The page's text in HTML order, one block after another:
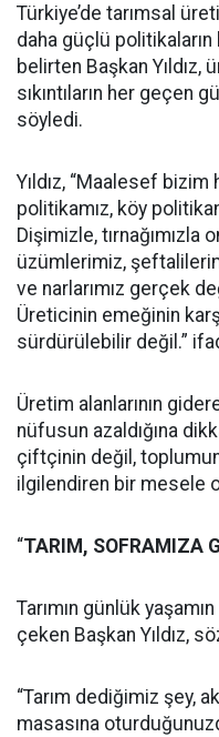
Türkiye’de tarımsal
daha güçlü
belirten Başkan Yıldız,
sıkıntıların her geçen
söyledi.
Yıldız, “Maalesef bizim
politikamız, köy
Dişimizle,
üzümlerimiz,
ve narlarımız gerçek
Üreticinin emeğinin
sürdürülebilir değil.”
Üretim alanlarının
nüfusun azaldığına
çiftçinin değil,
ilgilendiren bir mesele
“TARIM, SOFRAMIZA
Tarımın günlük
çeken Başkan Yıldız,
“Tarım dediğimiz şey,
masasına